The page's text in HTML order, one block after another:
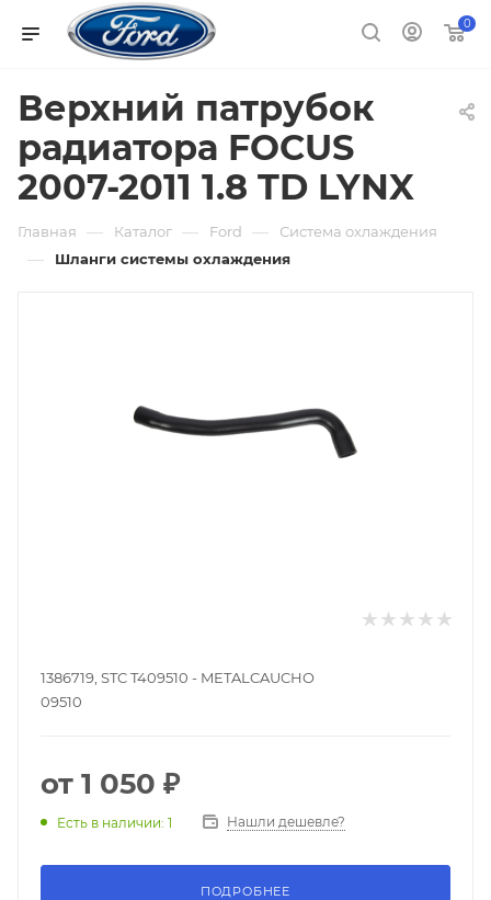
0
Верхний патрубок
радиатора FOCUS
2007-2011 1.8 TD LYNX
Главная — Каталог — Ford — Система охлаждения
— Шланги системы охлаждения
1386719, STC T409510 - METALCAUCHO
09510
от 1 050 ₽
Есть в наличии: 1 Нашли дешевле?
ПОДРОБНЕЕ